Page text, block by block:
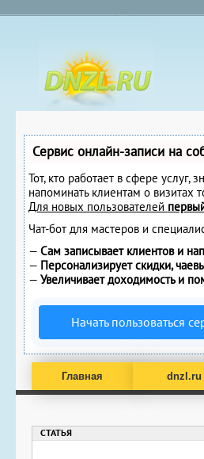
Сервис онлайн-записи на
Тот, кто работает в сфере услуг,
напоминать клиентам о
Для новых пользователей
Чат-бот для мастеров и
— Сам записывает клиентов и
— Персонализирует скидки,
— Увеличивает доходимость и
Начать пользоваться
Главная dnzl.ru